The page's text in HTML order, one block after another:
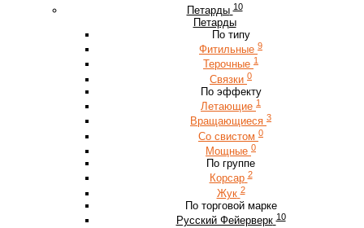
Петарды 10
Петарды
По типу
Фитильные 9
Терочные 1
Связки 0
По эффекту
Летающие 1
Вращающиеся 3
Со свистом 0
Мощные 0
По группе
Корсар 2
Жук 2
По торговой марке
Русский Фейерверк 10